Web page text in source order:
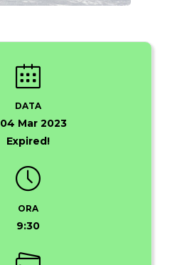
DATA
04 Mar 2023
Expired!
ORA
9:30